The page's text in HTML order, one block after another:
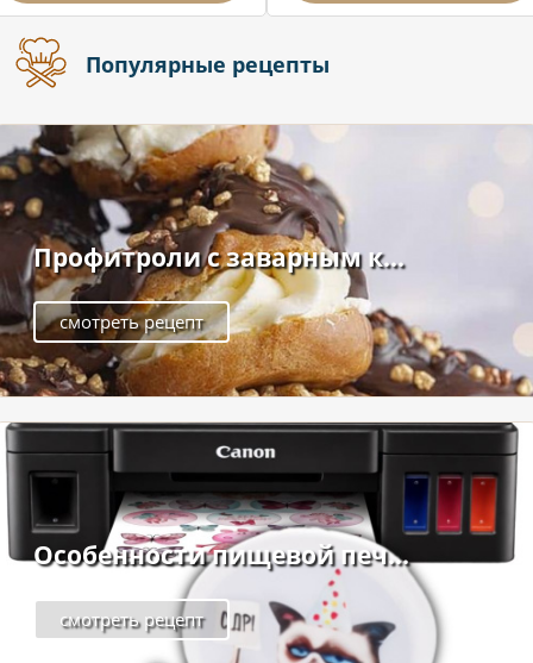
Популярные рецепты
Профитроли с заварным к...
смотреть рецепт
Особенности пищевой печ...
смотреть рецепт